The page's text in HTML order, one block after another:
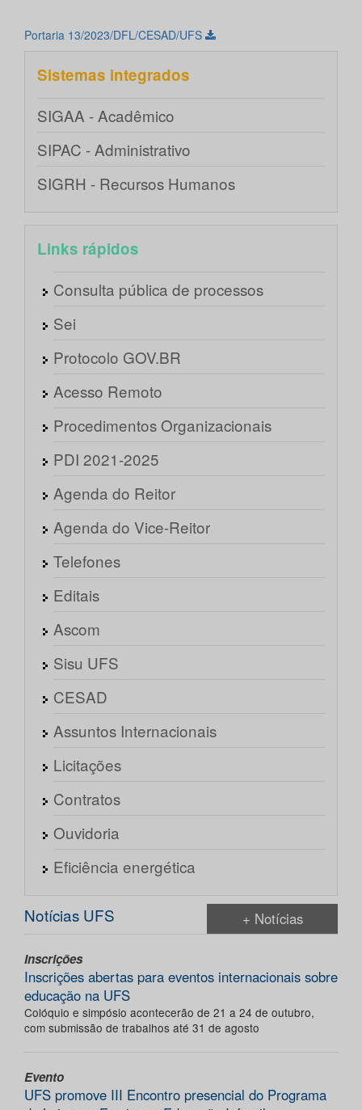
Portaria 13/2023/DFL/CESAD/UFS
Sistemas integrados
SIGAA - Acadêmico
SIPAC - Administrativo
SIGRH - Recursos Humanos
Links rápidos
Consulta pública de processos
Sei
Protocolo GOV.BR
Acesso Remoto
Procedimentos Organizacionais
PDI 2021-2025
Agenda do Reitor
Agenda do Vice-Reitor
Telefones
Editais
Ascom
Sisu UFS
CESAD
Assuntos Internacionais
Licitações
Contratos
Ouvidoria
Eficiência energética
Notícias UFS + Notícias
Inscrições
Inscrições abertas para eventos internacionais sobre
educação na UFS
Colóquio e simpósio acontecerão de 21 a 24 de outubro,
com submissão de trabalhos até 31 de agosto
Evento
UFS promove III Encontro presencial do Programa